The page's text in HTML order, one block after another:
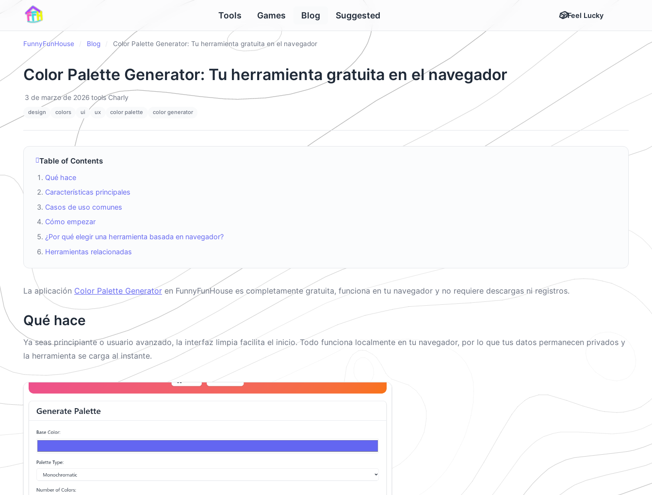
Tools Games Blog Suggested Feel Lucky
FunnyFunHouse / Blog / Color Palette Generator: Tu herramienta gratuita en el navegador
Color Palette Generator: Tu herramienta gratuita en el navegador
3 de marzo de 2026 toolsCharly
design colors ui ux color palette color generator
Table of Contents
Qué hace
Características principales
Casos de uso comunes
Cómo empezar
¿Por qué elegir una herramienta basada en navegador?
Herramientas relacionadas
La aplicación Color Palette Generator en FunnyFunHouse es completamente gratuita, funciona en tu navegador y no requiere descargas ni registros.
Qué hace
Ya seas principiante o usuario avanzado, la interfaz limpia facilita el inicio. Todo funciona localmente en tu navegador, por lo que tus datos permanecen privados y
la herramienta se carga al instante.